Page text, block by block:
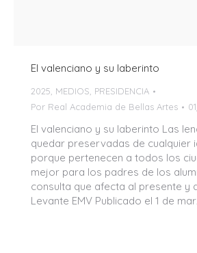
El valenciano y su laberinto
2025 MEDIOS PRESIDENCIA
Por Real Academia de Bellas Artes
El valenciano y su laberinto Las
quedar preservadas de cualquier
porque pertenecen a todos los
mejor para los padres de los
consulta que afecta al presente y
Levante EMV Publicado el 1 de